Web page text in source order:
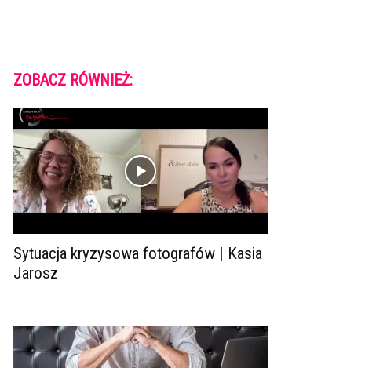
ZOBACZ RÓWNIEŻ:
Sytuacja kryzysowa fotografów | Kasia
Jarosz